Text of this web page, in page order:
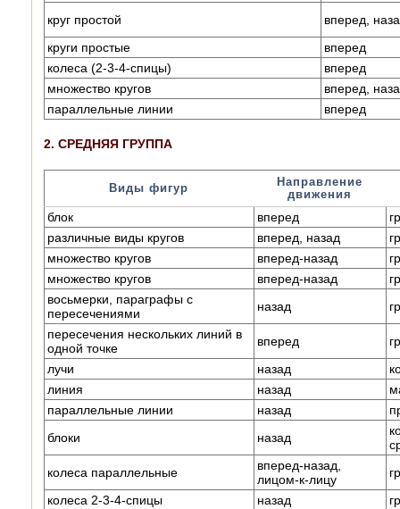
круг простой
вперед,
круги простые
вперед
колеса (2-3-4-спицы)
вперед
множество кругов
вперед,
параллельные линии
вперед
2. СРЕДНЯЯ ГРУППА
Виды фигур
Направление
движения
блок вперед
различные виды кругов
вперед, назад
множество кругов
вперед-назад
множество кругов
вперед-назад
восьмерки, параграфы с
пересечениями
назад
пересечения нескольких линий в
одной точке
вперед
лучи
назад
линия
назад
параллельные линии
назад
блоки
назад
колеса параллельные
вперед-назад,
лицом-к-лицу
колеса 2-3-4-спицы
назад